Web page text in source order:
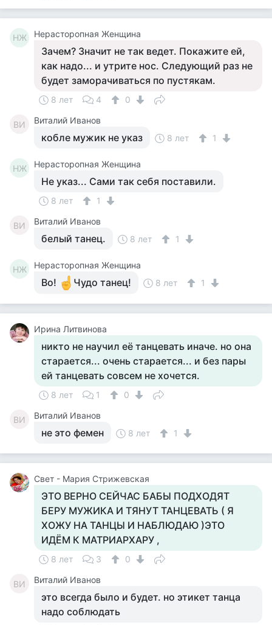
НЖ Нерасторопная Женщина
Зачем? Значит не так ведет. Покажите ей,
как надо... и утрите нос. Следующий раз не
будет заморачиваться по пустякам.
8 лет 4 0
ВИ Виталий Иванов
кобле мужик не указ 8 лет 1
НЖ Нерасторопная Женщина
Не указ... Сами так себя поставили.
8 лет 1
ВИ Виталий Иванов
белый танец. 8 лет 1
НЖ Нерасторопная Женщина
Во! Чудо танец! 8 лет 1
Ирина Литвинова
никто не научил её танцевать иначе. но она
старается... очень старается... и без пары
ей танцевать совсем не хочется.
8 лет 1 0
ВИ Виталий Иванов
не это фемен 8 лет 1
Свет - Мария Стрижевская
ЭТО ВЕРНО СЕЙЧАС БАБЫ ПОДХОДЯТ
БЕРУ МУЖИКА И ТЯНУТ ТАНЦЕВАТЬ ( Я
ХОЖУ НА ТАНЦЫ И НАБЛЮДАЮ )ЭТО
ИДЁМ К МАТРИАРХАРУ ,
8 лет 3 0
ВИ Виталий Иванов
это всегда было и будет. но этикет танца
надо соблюдать